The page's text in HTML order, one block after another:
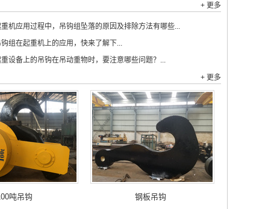
+ 更多
机应用过程中，吊钩组坠落的原因及排除方法有哪些...
钩组在起重机上的应用，快来了解下...
设备上的吊钩在吊动重物时，要注意哪些问题？...
+ 更多
吨吊钩 钢板吊钩